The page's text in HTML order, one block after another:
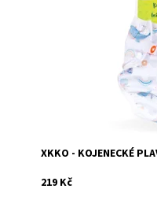
XKKO - KOJENECKÉ
219 Kč